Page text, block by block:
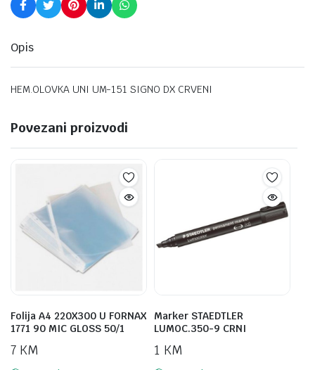
Opis
HEM.OLOVKA UNI UM-151 SIGNO DX CRVENI
Povezani proizvodi
Folija A4 220X300 U FORNAX
1771 90 MIC GLOSS 50/1
7 KM
Marker STAEDTLER
LUMOC.350-9 CRNI
1 KM